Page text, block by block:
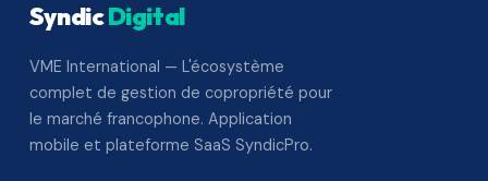
SyndicDigital
VME International — L'écosystème
complet de gestion de copropriété pour
le marché francophone. Application
mobile et plateforme SaaS SyndicPro.